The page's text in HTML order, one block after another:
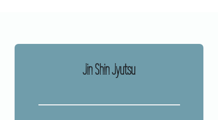
Jin Shin Jyutsu